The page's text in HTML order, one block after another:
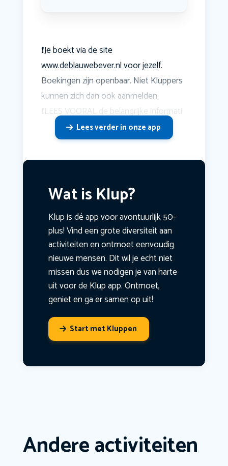
❗️Je boekt via de site
www.deblauwebever.nl voor jezelf.
Boekingen zijn openbaar. Niet Kluppers
kunnen zich dan ook aanmelden.
❗️LEES VOORAL de belangrijke informati
Lees verder in onze app
Wat is Klup?
Klup is dé app voor avontuurlijk 50-
plus! Vind een grote diversiteit aan
activiteiten en ontmoet eenvoudig
nieuwe mensen. Dit wil je echt niet
missen dus we nodigen je van harte
uit voor de Klup app. Ontmoet,
geniet en ga er samen op uit!
Start met Kluppen
Andere activiteiten